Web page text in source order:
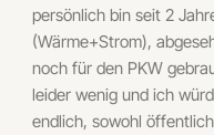
persönlich bin seit 2
(Wärme+Strom),
noch für den PKW
leider wenig und ich
endlich, sowohl